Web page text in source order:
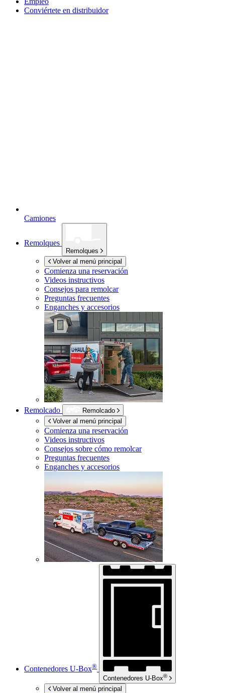
Conviértete en distribuidor
Camiones
Remolques
Remolques
Volver al menú principal
Comienza una reservación
Videos instructivos
Consejos para remolcar
Preguntas frecuentes
Enganches y accesorios
Remolcado
Remolcado
Volver al menú principal
Comienza una reservación
Videos instructivos
Consejos sobre cómo remolcar
Preguntas frecuentes
Enganches y accesorios
Contenedores U-Box®
Contenedores U-Box®
Volver al menú principal